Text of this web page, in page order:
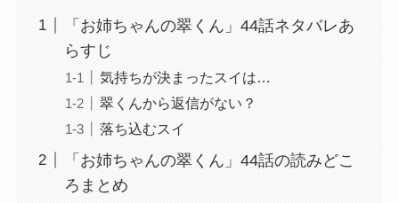
「お姉ちゃんの翠くん」44話ネタバレあ
らすじ
気持ちが決まったスイは…
翠くんから返信がない？
落ち込むスイ
「お姉ちゃんの翠くん」44話の読みどこ
ろまとめ